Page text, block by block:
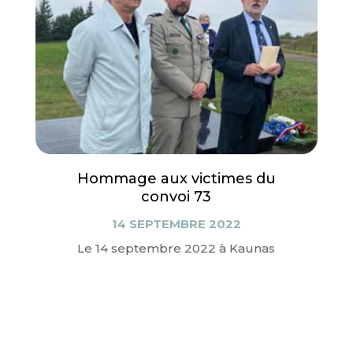
Hommage aux victimes du
convoi 73
14 SEPTEMBRE 2022
Le 14 septembre 2022 à Kaunas